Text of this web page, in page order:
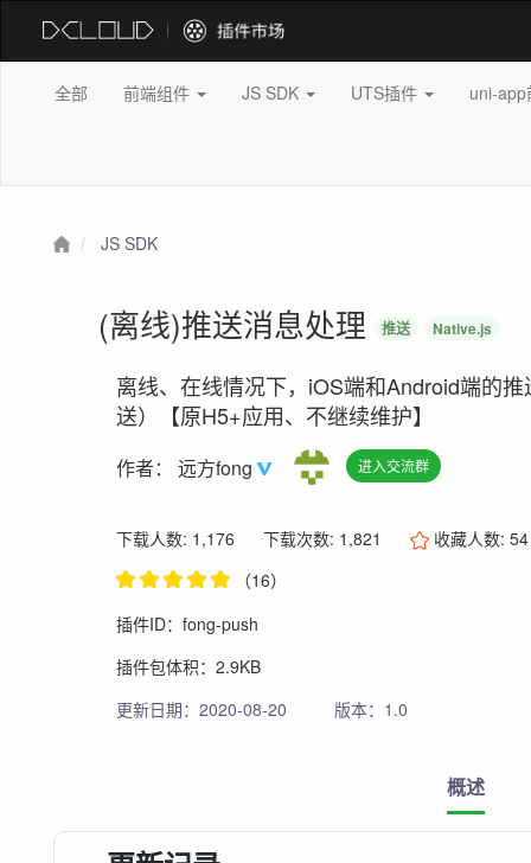
全部 前端组件 JS SDK UTS插件 uni-
JS SDK
(离线)推送消息处理 推送 Native.js
离线、在线情况下，iOS端和Android端的
送）【原H5+应用、不继续维护】
作者：远方fong 进入交流群
下载人数: 1,176 下载次数: 1,821 收藏人数:54
（16）
插件ID：fong-push
插件包体积：2.9KB
更新日期：2020-08-20
版本：1.0
概述